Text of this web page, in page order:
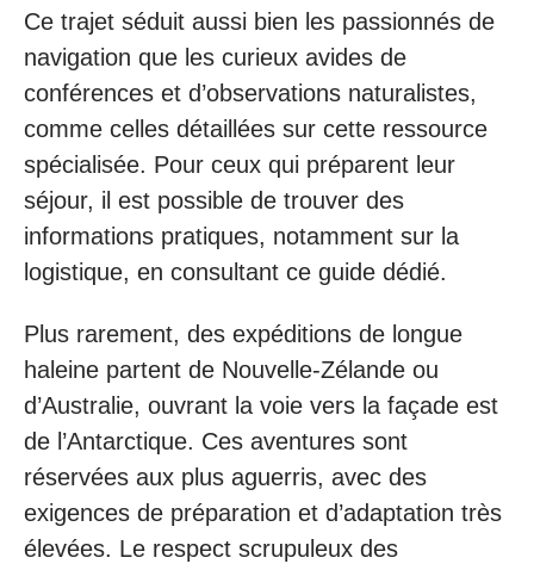
Ce trajet séduit aussi bien les passionnés de
navigation que les curieux avides de
conférences et d’observations naturalistes,
comme celles détaillées sur cette ressource
spécialisée. Pour ceux qui préparent leur
séjour, il est possible de trouver des
informations pratiques, notamment sur la
logistique, en consultant ce guide dédié.
Plus rarement, des expéditions de longue
haleine partent de Nouvelle-Zélande ou
d’Australie, ouvrant la voie vers la façade est
de l’Antarctique. Ces aventures sont
réservées aux plus aguerris, avec des
exigences de préparation et d’adaptation très
élevées. Le respect scrupuleux des